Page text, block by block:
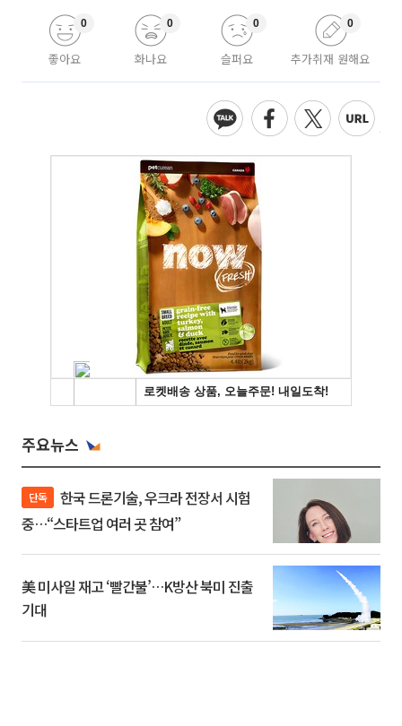
좋아요
0
화나요
0
슬퍼요
0
추가취재 원해요
0
주요뉴스
단독
중…“스타트업 여러 곳 참여”
美 미사일 재고 ‘빨간불’…K방산 북미 진출
기대